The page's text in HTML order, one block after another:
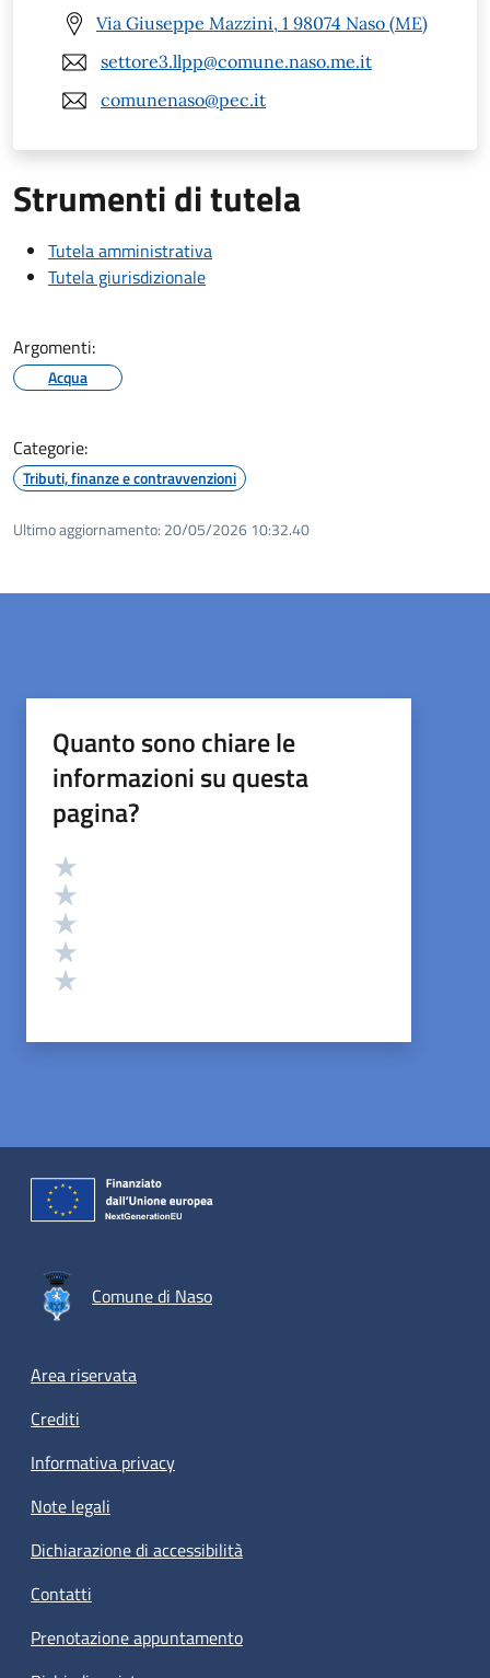
Via Giuseppe Mazzini, 1 98074 Naso (ME)
settore3.llpp@comune.naso.me.it
comunenaso@pec.it
Strumenti di tutela
Tutela amministrativa
Tutela giurisdizionale
Argomenti:
Acqua
Categorie:
Tributi, finanze e contravvenzioni
Ultimo aggiornamento: 20/05/2026 10:32.40
Quanto sono chiare le
informazioni su questa
pagina?
Valutazione
Comune di Naso
Footer menu
Area riservata
Crediti
Informativa privacy
Note legali
Dichiarazione di accessibilità
Contatti
Prenotazione appuntamento